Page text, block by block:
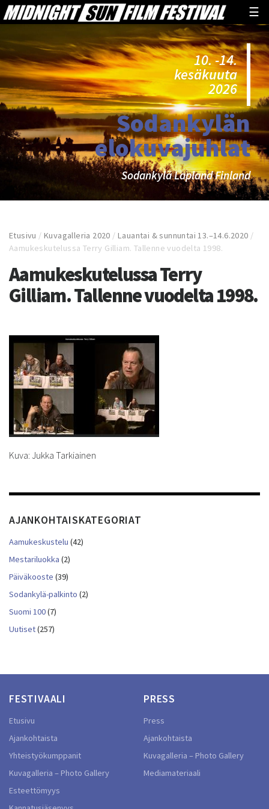
☰
10. -14.
kesäkuuta
2026
Sodankylän
elokuvajuhlat
Sodankylä Lapland Finland
Etusivu /Kuvagalleria 2020 /Lauantai & sunnuntai 13.–14.6.2020 /
Aamukeskutelussa Terry Gilliam. Tallenne vuodelta 1998.
Aamukeskutelussa Terry
Gilliam. Tallenne vuodelta 1998.
Kuva: Jukka Tarkiainen
AJANKOHTAISKATEGORIAT
Aamukeskustelu (42)
Mestariluokka (2)
Päiväkooste (39)
Sodankylä-palkinto (2)
Suomi 100(7)
Uutiset(257)
FESTIVAALI
Etusivu
Ajankohtaista
Yhteistyökumppanit
Kuvagalleria – Photo Gallery
Esteettömyys
PRESS
Press
Ajankohtaista
Kuvagalleria – Photo Gallery
Mediamateriaali